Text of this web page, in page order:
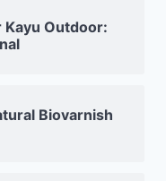
Kayu Outdoor:
Biovarnish